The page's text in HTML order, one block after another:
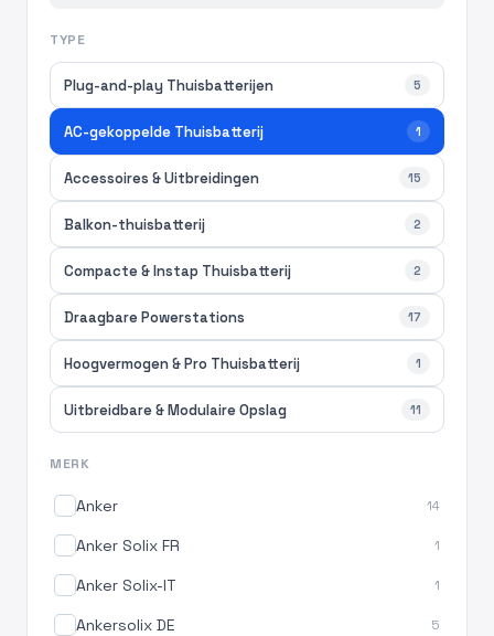
TYPE
Plug-and-play Thuisbatterijen 5
AC-gekoppelde Thuisbatterij 1
Accessoires & Uitbreidingen 15
Balkon-thuisbatterij 2
Compacte & Instap Thuisbatterij 2
Draagbare Powerstations 17
Hoogvermogen & Pro Thuisbatterij 1
Uitbreidbare & Modulaire Opslag 11
MERK
Anker 14
Anker Solix FR 1
Anker Solix-IT 1
Ankersolix DE 5